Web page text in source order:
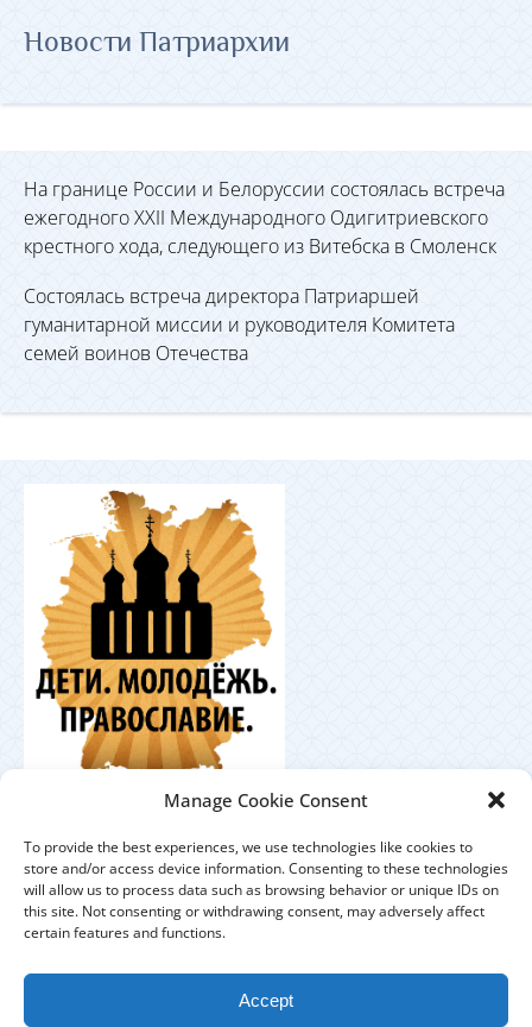
Manage Cookie Consent
To provide the best experiences, we use technologies like cookies to
store and/or access device information. Consenting to these technologies
will allow us to process data such as browsing behavior or unique IDs on
this site. Not consenting or withdrawing consent, may adversely affect
certain features and functions.
Accept
Новости Патриархии
На границе России и Белоруссии состоялась встреча
ежегодного XXII Международного Одигитриевского
крестного хода, следующего из Витебска в Смоленск
Состоялась встреча директора Патриаршей
гуманитарной миссии и руководителя Комитета
семей воинов Отечества
центр по работе с православной молодёжью в
Германии